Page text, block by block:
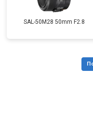
SAL-50M28 50mm F2.8